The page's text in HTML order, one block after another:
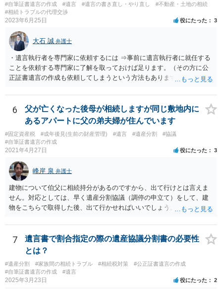
#自筆証書遺言の作成 #遺言 #遺言の書き直し・やり直し
#不動産・土地の相続
#相続トラブルの代理交渉
2023年6月25日 役にたった 3
大石 誠 弁護士
・遺言執行者を専門家に依頼するには ⇒事前に遺言執行者に就任する
ことを依頼する専門家に了解を取っておけば足ります。（その方に公
正証書遺言の作成も依頼してしまうという方法もあります） 事前に了
ません。 遺言執行者に就任し、遺言執行が完了したときの報酬だけ、
弁護士費用としてかかります。 ・亡くなった際に、法務局に預けた自
筆証書遺言の存在を親族がなかったものにされる可能性 ⇒自筆の遺言
書を法務局に保管した場合、死亡後、法務局に遺言書の有無を照会す
ることになりますので、「法務局に預けた自筆証書遺言の存在を親族
がなかったもの」にすることはできません。 存在をなかったものにす
がありえますが、その予防方法は、遺言者と面談してみないと判断が
難しいです。
6
父が亡くなった後母が相続しますが同じ敷地内に
あるアパートに父の弟夫婦が住んでいます
#固定資産税 #成年後見(生前の財産管理) #遺言 #遺産分割
#協議
#自筆証書遺言の作成
2021年4月27日 役にたった 3
峰岸 泉 弁護士
建物について伯父に相続持分があるのですから、出て行けとは言えま
せん。対応としては、早く遺産分割協議（調停の申立て）をして、建
物をこちらで取得した後、出て行かせればいいでしょう。 建物の固定
っていない部分については請求すればいいと思います。 なお、家賃に
ついては、お父様自身が遺産分割手続をしなかったのですから、あき
らめるしかないと思います。
7
遺言書で割合指定の際の遺産協議分割書の必要性
とは？
#遺産分割 #家族間の相続トラブル #相続税対策
#公正証書遺言の作成
#自筆証書遺言の作成
#遺言
2025年3月23日 役にたった 2